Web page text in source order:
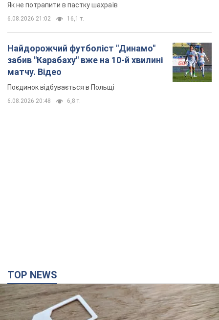
Як не потрапити в пастку шахраїв
6.08.2026 21:02 16,1 т.
Найдорожчий футболіст "Динамо"
забив "Карабаху" вже на 10-й хвилині
матчу. Відео
Поєдинок відбувається в Польщі
6.08.2026 20:48 6,8 т.
TOP NEWS